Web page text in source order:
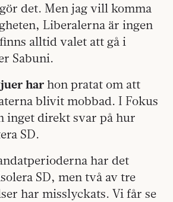
det. Men jag vill komma
Liberalerna är ingen
alltid valet att gå i
Sabuni.
har hon pratat om att
blivit mobbad. I Fokus
inget direkt svar på hur
SD.
har det
SD, men två av tre
har misslyckats. Vi får se